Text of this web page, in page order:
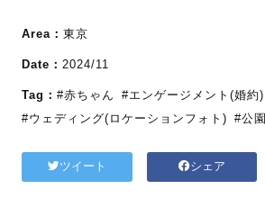
Area： 東京
Date： 2024/11
Tag： #赤ちゃん
#エンゲージメント(婚約)
#ウェディング(ロケーションフォト) #公園
ツイート シェア